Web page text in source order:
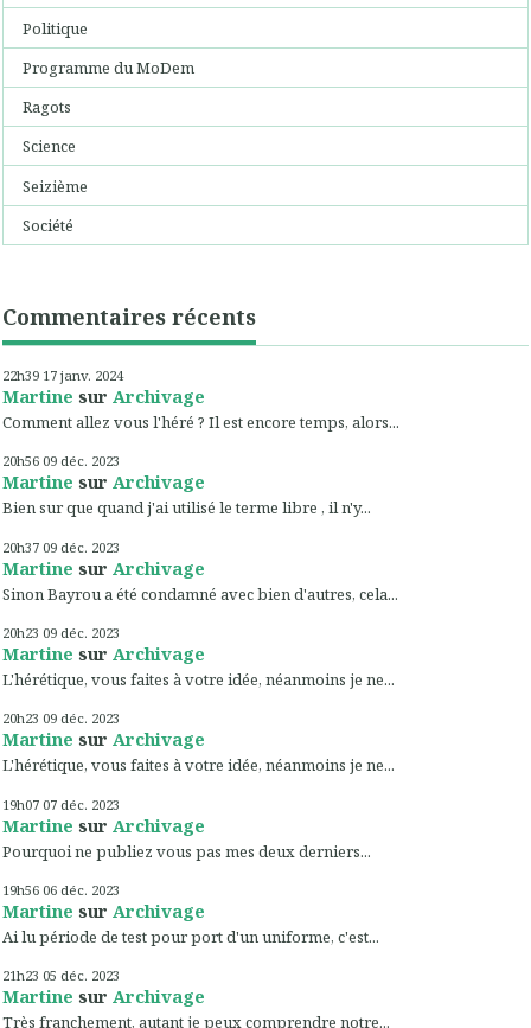
Politique
Programme du MoDem
Ragots
Science
Seizième
Société
Commentaires récents
22h39 17 janv. 2024
Martine sur Archivage
Comment allez vous l'héré ? Il est encore temps, alors...
20h56 09 déc. 2023
Martine sur Archivage
Bien sur que quand j'ai utilisé le terme libre , il n'y...
20h37 09 déc. 2023
Martine sur Archivage
Sinon Bayrou a été condamné avec bien d'autres, cela...
20h23 09 déc. 2023
Martine sur Archivage
L'hérétique, vous faites à votre idée, néanmoins je ne...
20h23 09 déc. 2023
Martine sur Archivage
L'hérétique, vous faites à votre idée, néanmoins je ne...
19h07 07 déc. 2023
Martine sur Archivage
Pourquoi ne publiez vous pas mes deux derniers...
19h56 06 déc. 2023
Martine sur Archivage
Ai lu période de test pour port d'un uniforme, c'est...
21h23 05 déc. 2023
Martine sur Archivage
Très franchement, autant je peux comprendre notre...